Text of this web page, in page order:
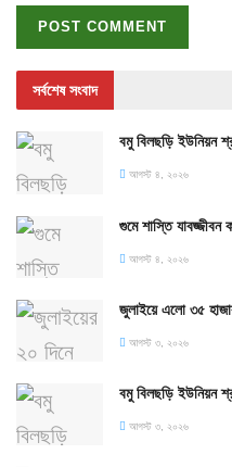
সর্বশেষ সংবাদ
বমু বিলছড়ি ইউনিয়ন
আগস্ট ৪, ২০২৬
গুমে শাস্তি
আগস্ট ৪, ২০২৬
জুলাইয়ে এলো ৩৫
আগস্ট ৩, ২০২৬
বমু বিলছড়ি ইউনিয়ন
আগস্ট ৩, ২০২৬